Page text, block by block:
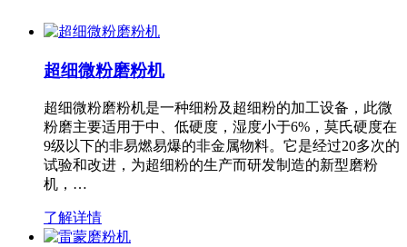
超细微粉磨粉机
超细微粉磨粉机是一种细粉及超细粉的加工设备，此微
粉磨主要适用于中、低硬度，湿度小于6%，莫氏硬度在
9级以下的非易燃易爆的非金属物料。它是经过20多次的
试验和改进，为超细粉的生产而研发制造的新型磨粉
机，…
了解详情